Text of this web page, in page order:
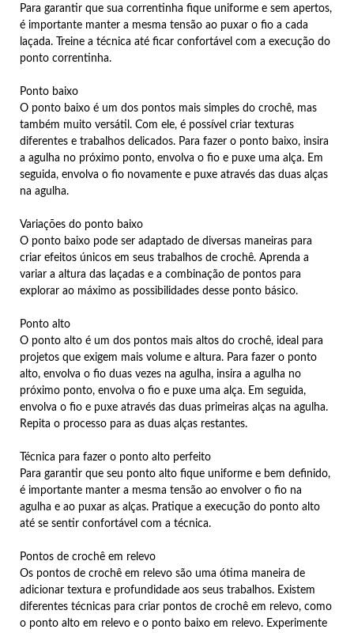
Para garantir que sua correntinha fique uniforme e sem apertos,
é importante manter a mesma tensão ao puxar o fio a cada
laçada. Treine a técnica até ficar confortável com a execução do
ponto correntinha.
Ponto baixo
O ponto baixo é um dos pontos mais simples do crochê, mas
também muito versátil. Com ele, é possível criar texturas
diferentes e trabalhos delicados. Para fazer o ponto baixo, insira
a agulha no próximo ponto, envolva o fio e puxe uma alça. Em
seguida, envolva o fio novamente e puxe através das duas alças
na agulha.
Variações do ponto baixo
O ponto baixo pode ser adaptado de diversas maneiras para
criar efeitos únicos em seus trabalhos de crochê. Aprenda a
variar a altura das laçadas e a combinação de pontos para
explorar ao máximo as possibilidades desse ponto básico.
Ponto alto
O ponto alto é um dos pontos mais altos do crochê, ideal para
projetos que exigem mais volume e altura. Para fazer o ponto
alto, envolva o fio duas vezes na agulha, insira a agulha no
próximo ponto, envolva o fio e puxe uma alça. Em seguida,
envolva o fio e puxe através das duas primeiras alças na agulha.
Repita o processo para as duas alças restantes.
Técnica para fazer o ponto alto perfeito
Para garantir que seu ponto alto fique uniforme e bem definido,
é importante manter a mesma tensão ao envolver o fio na
agulha e ao puxar as alças. Pratique a execução do ponto alto
até se sentir confortável com a técnica.
Pontos de crochê em relevo
Os pontos de crochê em relevo são uma ótima maneira de
adicionar textura e profundidade aos seus trabalhos. Existem
diferentes técnicas para criar pontos de crochê em relevo, como
o ponto alto em relevo e o ponto baixo em relevo. Experimente